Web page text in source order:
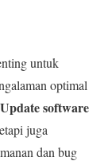
untuk
optimal
Update software
juga
dan bug